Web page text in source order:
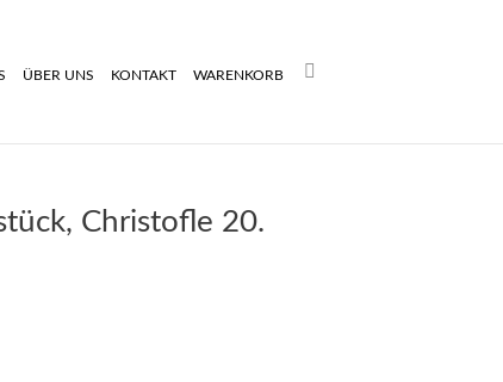
ÜBER UNS KONTAKT WARENKORB Search:
Christofle 20.